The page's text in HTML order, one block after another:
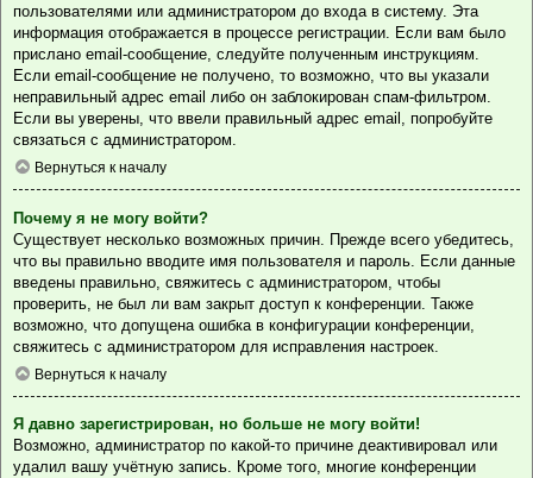
пользователями или администратором до входа в систему. Эта
информация отображается в процессе регистрации. Если вам было
прислано email-сообщение, следуйте полученным инструкциям.
Если email-сообщение не получено, то возможно, что вы указали
неправильный адрес email либо он заблокирован спам-фильтром.
Если вы уверены, что ввели правильный адрес email, попробуйте
связаться с администратором.
Вернуться к началу
Почему я не могу войти?
Существует несколько возможных причин. Прежде всего убедитесь,
что вы правильно вводите имя пользователя и пароль. Если данные
введены правильно, свяжитесь с администратором, чтобы
проверить, не был ли вам закрыт доступ к конференции. Также
возможно, что допущена ошибка в конфигурации конференции,
свяжитесь с администратором для исправления настроек.
Вернуться к началу
Я давно зарегистрирован, но больше не могу войти!
Возможно, администратор по какой-то причине деактивировал или
удалил вашу учётную запись. Кроме того, многие конференции